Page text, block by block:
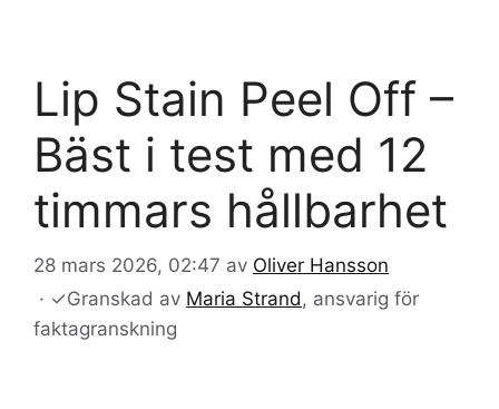
Lip Stain Peel Off –
Bäst i test med 12
timmars hållbarhet
28 mars 2026, 02:47 av Oliver Hansson
· ✓Granskad av Maria Strand , ansvarig för
faktagranskning